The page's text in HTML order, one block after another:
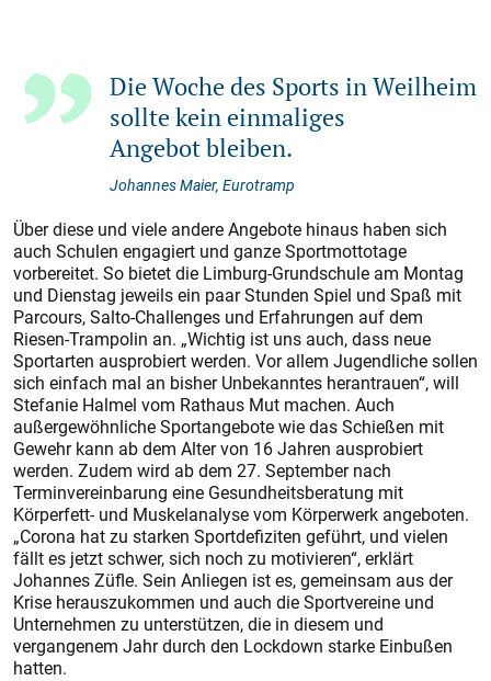
Die Woche des Sports in Weilheim
sollte kein einmaliges
Angebot bleiben.
Johannes Maier, Eurotramp
Über diese und viele andere Angebote hinaus haben sich
auch Schulen engagiert und ganze Sportmottotage
vorbereitet. So bietet die Limburg-Grundschule am Montag
und Dienstag jeweils ein paar Stunden Spiel und Spaß mit
Parcours, Salto-Challenges und Erfahrungen auf dem
Riesen-Trampolin an. „Wichtig ist uns auch, dass neue
Sportarten ausprobiert werden. Vor allem Jugendliche sollen
sich einfach mal an bisher Unbekanntes herantrauen“, will
Stefanie Halmel vom Rathaus Mut machen. Auch
außergewöhnliche Sportangebote wie das Schießen mit
Gewehr kann ab dem Alter von 16 Jahren ausprobiert
werden. Zudem wird ab dem 27. September nach
Terminvereinbarung eine Gesundheitsberatung mit
Körperfett- und Muskelanalyse vom Körperwerk angeboten.
„Corona hat zu starken Sportdefiziten geführt, und vielen
fällt es jetzt schwer, sich noch zu motivieren“, erklärt
Johannes Züfle. Sein Anliegen ist es, gemeinsam aus der
Krise herauszukommen und auch die Sportvereine und
Unternehmen zu unterstützen, die in diesem und
vergangenem Jahr durch den Lockdown starke Einbußen
hatten.